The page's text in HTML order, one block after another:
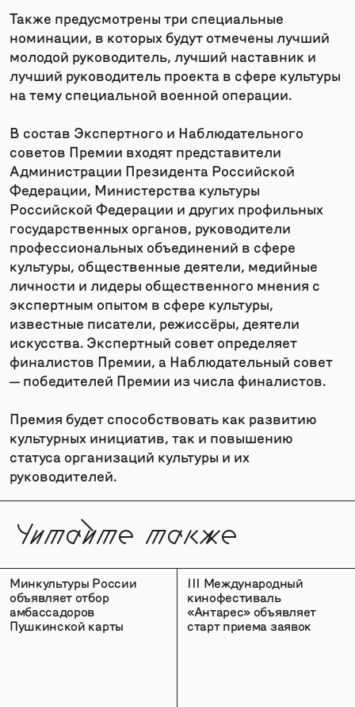
Также предусмотрены три специальные
номинации, в которых будут отмечены лучший
молодой руководитель, лучший наставник и
лучший руководитель проекта в сфере культуры
на тему специальной военной операции.
В состав Экспертного и Наблюдательного
советов Премии входят представители
Администрации Президента Российской
Федерации, Министерства культуры
Российской Федерации и других профильных
государственных органов, руководители
профессиональных объединений в сфере
культуры, общественные деятели, медийные
личности и лидеры общественного мнения с
экспертным опытом в сфере культуры,
известные писатели, режиссёры, деятели
искусства. Экспертный совет определяет
финалистов Премии, а Наблюдательный совет
— победителей Премии из числа финалистов.
Премия будет способствовать как развитию
культурных инициатив, так и повышению
статуса организаций культуры и их
руководителей.
Читайте также
Минкультуры России
объявляет отбор
амбассадоров
Пушкинской карты
III Международный
кинофестиваль
«Антарес» объявляет
старт приема заявок